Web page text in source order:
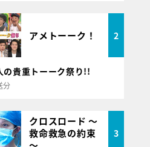
アメトーーク！ 2
の貴重トーーク祭り!!
分
クロスロード ～
救命救急の約束
3